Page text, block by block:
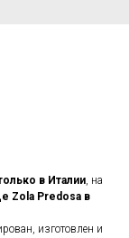
в Италии, на
Zola Predosa в
изготовлен и